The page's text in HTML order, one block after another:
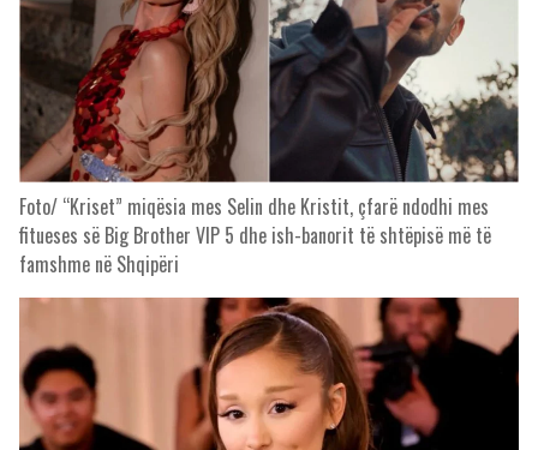
Foto/ “Kriset” miqësia mes Selin dhe Kristit, çfarë ndodhi mes
fitueses së Big Brother VIP 5 dhe ish-banorit të shtëpisë më të
famshme në Shqipëri